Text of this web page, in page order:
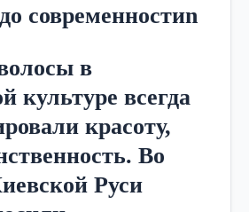
современностиn
в
культуре всегда
красоту,
Во
Руси